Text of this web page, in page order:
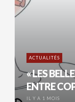
ACTUALITÉS
« LES
ENTRE
IL Y A 1 MOIS